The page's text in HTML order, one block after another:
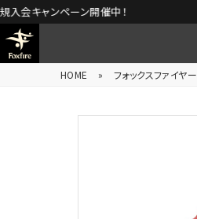
HOME » フォックスファイヤー